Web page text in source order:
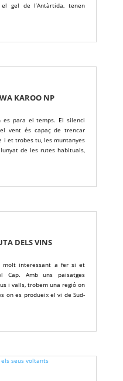
gel de l’Antàrtida, tenen
KAROO NP
es para el temps. El silenci
vent és capaç de trencar
i et trobes tu, les muntanyes
de les rutes habituals,
DELS VINS
molt interessant a fer si et
Amb uns paisatges
i valls, trobem una regió on
on es produeix el vi de Sud-